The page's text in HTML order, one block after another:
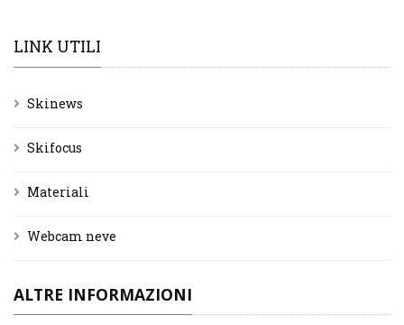
LINK UTILI
Skinews
Skifocus
Materiali
Webcam neve
ALTRE INFORMAZIONI